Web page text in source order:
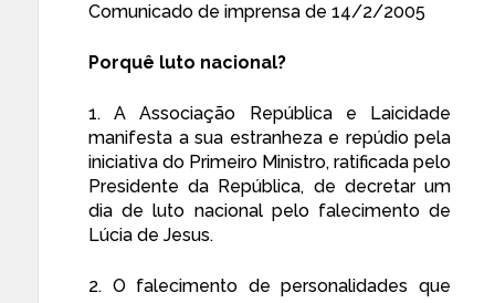
Comunicado de imprensa de 14/2/2005
Porquê luto nacional?
1. AAssociação República e Laicidade
manifesta a sua estranheza e repúdio pela
iniciativa do Primeiro Ministro, ratificada pelo
Presidente da República, de decretar um
dia de luto nacional pelo falecimento de
Lúcia de Jesus.
2. O falecimento de personalidades que